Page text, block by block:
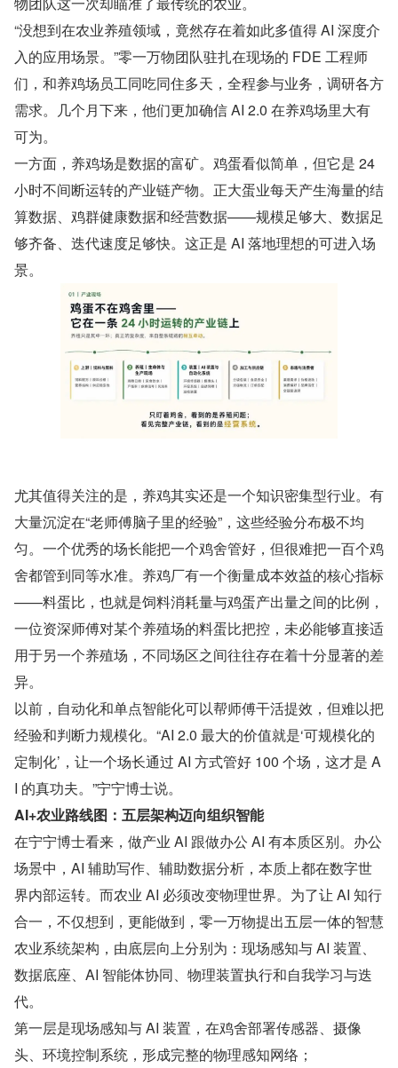
“没想到在农业养殖领域，竟然存在着如此多值得 AI 深度介
入的应用场景。”零一万物团队驻扎在现场的 FDE 工程师
们，和养鸡场员工同吃同住多天，全程参与业务，调研各方
需求。几个月下来，他们更加确信 AI 2.0 在养鸡场里大有
可为。
一方面，养鸡场是数据的富矿。鸡蛋看似简单，但它是 24
小时不间断运转的产业链产物。正大蛋业每天产生海量的结
算数据、鸡群健康数据和经营数据——规模足够大、数据足
够齐备、迭代速度足够快。这正是 AI 落地理想的可进入场
景。
尤其值得关注的是，养鸡其实还是一个知识密集型行业。有
大量沉淀在“老师傅脑子里的经验”，这些经验分布极不均
匀。一个优秀的场长能把一个鸡舍管好，但很难把一百个鸡
舍都管到同等水准。养鸡厂有一个衡量成本效益的核心指标
——料蛋比，也就是饲料消耗量与鸡蛋产出量之间的比例，
一位资深师傅对某个养殖场的料蛋比把控，未必能够直接适
用于另一个养殖场，不同场区之间往往存在着十分显著的差
异。
以前，自动化和单点智能化可以帮师傅干活提效，但难以把
经验和判断力规模化。“AI 2.0 最大的价值就是‘可规模化的
定制化’，让一个场长通过 AI 方式管好 100 个场，这才是 A
I 的真功夫。”宁宁博士说。
AI+农业路线图：五层架构迈向组织智能
在宁宁博士看来，做产业 AI 跟做办公 AI 有本质区别。办公
场景中，AI 辅助写作、辅助数据分析，本质上都在数字世
界内部运转。而农业 AI 必须改变物理世界。为了让 AI 知行
合一，不仅想到，更能做到，零一万物提出五层一体的智慧
农业系统架构，由底层向上分别为：现场感知与 AI 装置、
数据底座、AI 智能体协同、物理装置执行和自我学习与迭
代。
第一层是现场感知与 AI 装置，在鸡舍部署传感器、摄像
头、环境控制系统，形成完整的物理感知网络；